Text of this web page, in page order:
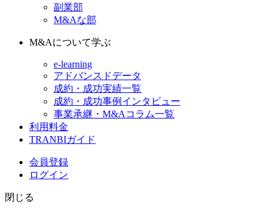
副業部
M&Aな部
M&Aについて学ぶ
e-learning
アドバンスドデータ
成約・成功実績一覧
成約・成功事例インタビュー
事業承継・M&Aコラム一覧
利用料金
TRANBIガイド
会員登録
ログイン
閉じる